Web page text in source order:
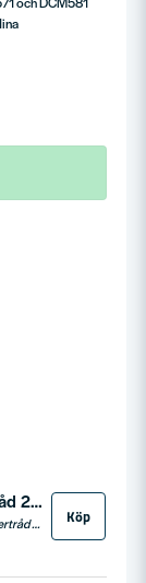
DeWalt DT20650 Trimmerstråd 2mm (15,2m)
DeWalt DT20650 är en 2 mm tjock trimmertråd med en längd av 15,2 meter, perfekt för DeWalts batteridrivna trimmer DCM561. Köp